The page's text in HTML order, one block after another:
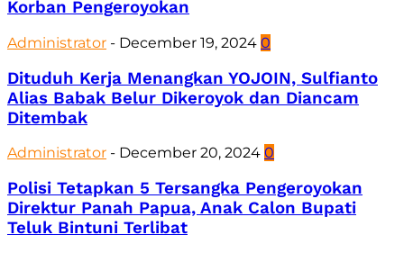
Korban Pengeroyokan
Administrator - December 19, 2024 0
Dituduh Kerja Menangkan YOJOIN, Sulfianto
Alias Babak Belur Dikeroyok dan Diancam
Ditembak
Administrator - December 20, 2024 0
Polisi Tetapkan 5 Tersangka Pengeroyokan
Direktur Panah Papua, Anak Calon Bupati
Teluk Bintuni Terlibat